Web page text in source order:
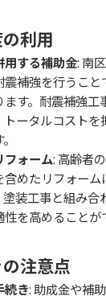
利用
用する補助金: 南
震補強を行うこ
ます。耐震補強
トータルコスト
フォーム: 高齢者
含めたリフォー
塗装工事と組み合
を高めることが
注意点
続き: 助成金や補